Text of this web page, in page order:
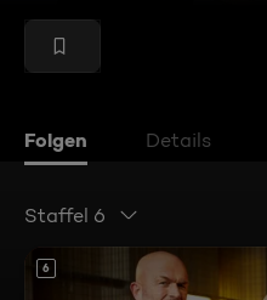
Folgen Details
Staffel 6
6